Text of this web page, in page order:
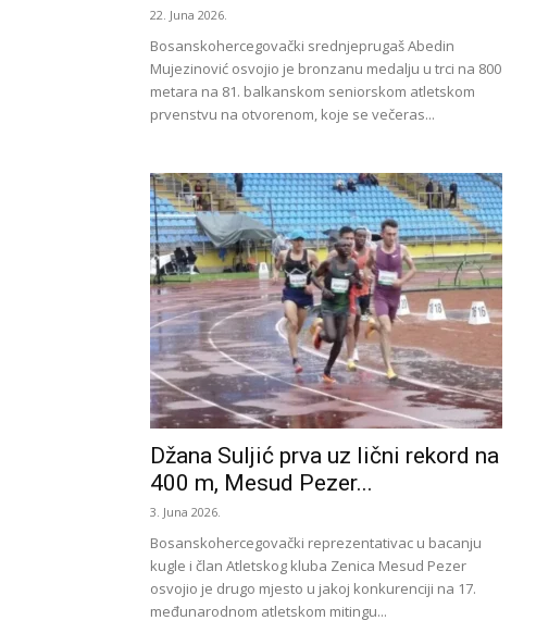
22. Juna 2026.
Bosanskohercegovački srednjeprugaš Abedin
Mujezinović osvojio je bronzanu medalju u trci na 800
metara na 81. balkanskom seniorskom atletskom
prvenstvu na otvorenom, koje se večeras...
Džana Suljić prva uz lični rekord na
400 m, Mesud Pezer...
3. Juna 2026.
Bosanskohercegovački reprezentativac u bacanju
kugle i član Atletskog kluba Zenica Mesud Pezer
osvojio je drugo mjesto u jakoj konkurenciji na 17.
međunarodnom atletskom mitingu...